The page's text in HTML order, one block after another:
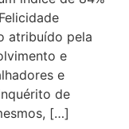
atribuído pela
e
e
de
[…]